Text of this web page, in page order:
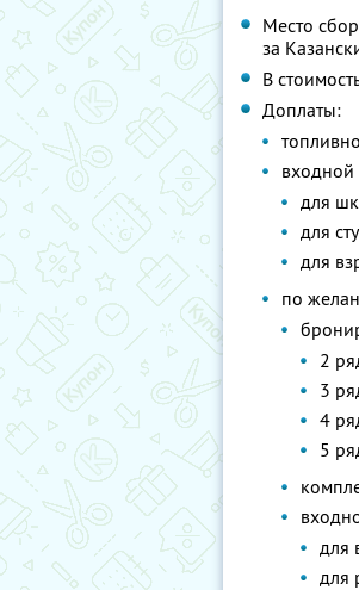
Место
за
В
Доплаты:
входной
для
для
для
по
2
3
4
5
для
для